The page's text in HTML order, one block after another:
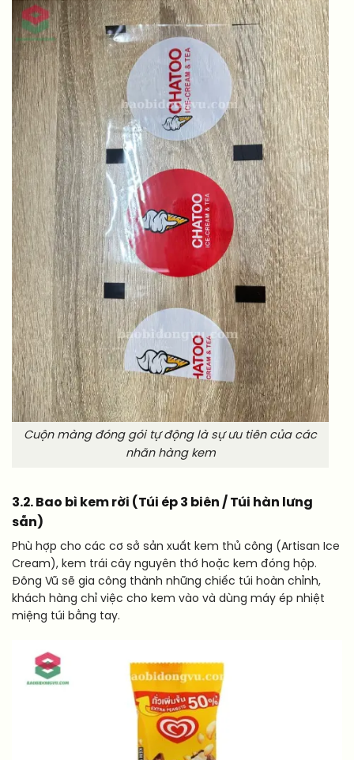
Cuộn màng đóng gói tự động là sự ưu tiên của các
nhãn hàng kem
3.2. Bao bì kem rời (Túi ép 3 biên / Túi hàn lưng
sẵn)
Phù hợp cho các cơ sở sản xuất kem thủ công (Artisan Ice
Cream), kem trái cây nguyên thớ hoặc kem đóng hộp.
Đông Vũ sẽ gia công thành những chiếc túi hoàn chỉnh,
khách hàng chỉ việc cho kem vào và dùng máy ép nhiệt
miệng túi bằng tay.